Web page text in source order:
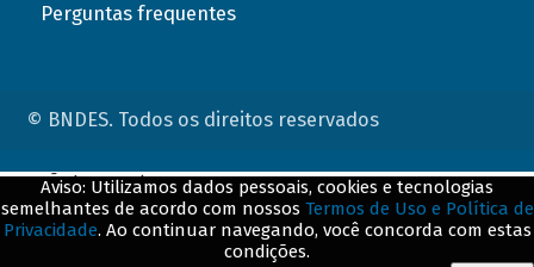
Perguntas frequentes
© BNDES. Todos os direitos reservados
Aviso: Utilizamos dados pessoais, cookies e tecnologias
semelhantes de acordo com nossos Termos de Uso e Política de
Privacidade. Ao continuar navegando, você concorda com estas
condições.
ConteÃºdo complementar
${title}${badge}